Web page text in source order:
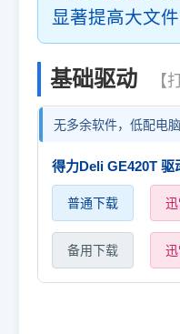
显著提高大文
基础驱动 【
无多余软件，低配电
得力Deli GE420T
普通下载
备用下载